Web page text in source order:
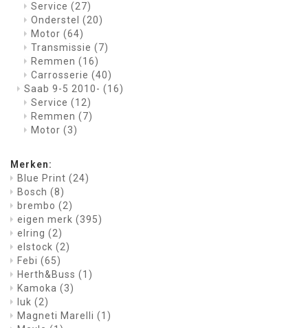
Service (27)
Onderstel (20)
Motor (64)
Transmissie (7)
Remmen (16)
Carrosserie (40)
Saab 9-5 2010- (16)
Service (12)
Remmen (7)
Motor (3)
Merken:
Blue Print (24)
Bosch (8)
brembo (2)
eigen merk (395)
elring (2)
elstock (2)
Febi (65)
Herth&Buss (1)
Kamoka (3)
luk (2)
Magneti Marelli (1)